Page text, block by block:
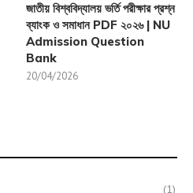
জাতীয় বিশ্ববিদ্যালয় ভর্তি পরীক্ষার প্রশ্ন
ব্যাংক ও সমাধান PDF ২০২৬ | NU
Admission Question
Bank
20/04/2026
(1)